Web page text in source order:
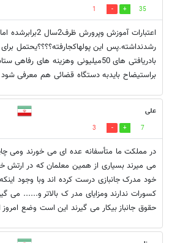
35
1
رشدنداشته.پس این پولهاکجارفته؟؟؟؟یحتمل
بادریافتی های 50میلیونی وهزینه های
براستیضاح بایدبه دستگاه قضائی هم معرفی شود
علی
7
3
در مملکت ما متأسفانه عده ای می خورند ومی
می میرند بسیاری از همین معلمان که در ارتش
خود مدرک جانبازی درست کرده اند وبا وجود
کسورات ندارند ومزایای مدر ک بالاتر و...... می
حقوق جانباز بیکار می گیرند این است وضع امروز